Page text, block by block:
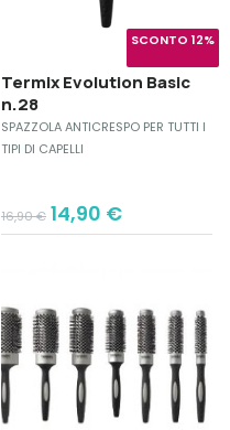
SCONTO 12%
Termix Evolution Basic
n.28
SPAZZOLA ANTICRESPO PER TUTTI I
TIPI DI CAPELLI
16,90€
Original
price
14,90 €
Current
price